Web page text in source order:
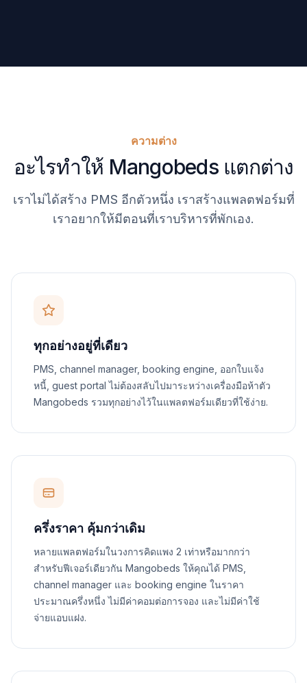
ความต่าง
อะไรทำให้ Mangobeds แตกต่าง
เราไม่ได้สร้าง PMS อีกตัวหนึ่ง เราสร้างแพลตฟอร์มที่
เราอยากให้มีตอนที่เราบริหารที่พักเอง.
ทุกอย่างอยู่ที่เดียว
PMS, channel manager, booking engine, ออกใบแจ้ง
หนี้, guest portal ไม่ต้องสลับไปมาระหว่างเครื่องมือห้าตัว
Mangobeds รวมทุกอย่างไว้ในแพลตฟอร์มเดียวที่ใช้ง่าย.
ครึ่งราคา คุ้มกว่าเดิม
หลายแพลตฟอร์มในวงการคิดแพง 2 เท่าหรือมากกว่า
สำหรับฟีเจอร์เดียวกัน Mangobeds ให้คุณได้ PMS,
channel manager และ booking engine ในราคา
ประมาณครึ่งหนึ่ง ไม่มีค่าคอมต่อการจอง และไม่มีค่าใช้
จ่ายแอบแฝง.